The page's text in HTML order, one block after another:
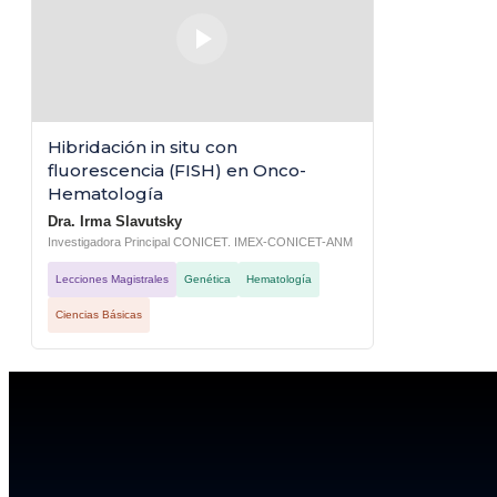
Hibridación in situ con
fluorescencia (FISH) en Onco-
Hematología
Dra. Irma Slavutsky
Investigadora Principal CONICET. IMEX-CONICET-ANM
Lecciones Magistrales Genética Hematología
Ciencias Básicas